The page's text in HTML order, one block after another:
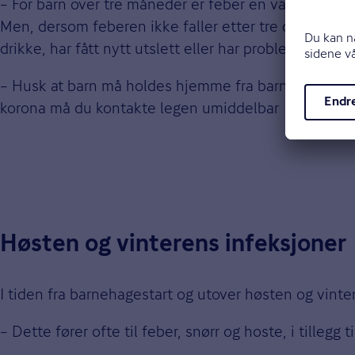
– For barn over tre måneder er feber en vanlig del
Men, dersom feberen ikke faller etter tre dager, er
drikke, har fått nytt utslett eller har problemer med
– Husk at barn må holdes hjemme fra barnehagen
korona må du kontakte legen umiddelbar
Høsten og vinterens infeksjoner
I tiden fra barnehagestart og utover høsten og
– Dette fører ofte til feber, snørr og hoste, i tillegg